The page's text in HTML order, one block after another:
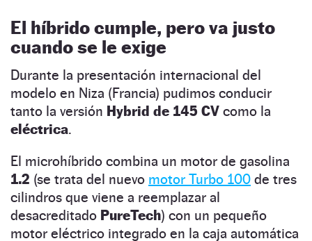
El híbrido cumple, pero va justo
cuando se le exige
Durante la presentación internacional del
modelo en Niza (Francia) pudimos conducir
tanto la versión Hybrid de 145 CV como la
eléctrica.
El microhíbrido combina un motor de gasolina
1.2 (se trata del nuevo motor Turbo 100 de tres
cilindros que viene a reemplazar al
desacreditado PureTech) con un pequeño
motor eléctrico integrado en la caja automática